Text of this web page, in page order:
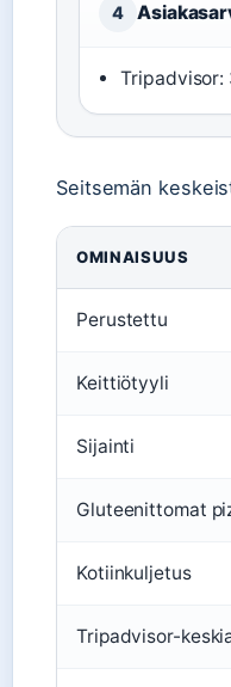
4
Tripadvisor:
Seitsemän
OMINAISUUS
Perustettu
Keittiötyyli
Sijainti
Gluteenittomat
Kotiinkuljetus
Tripadvisor-